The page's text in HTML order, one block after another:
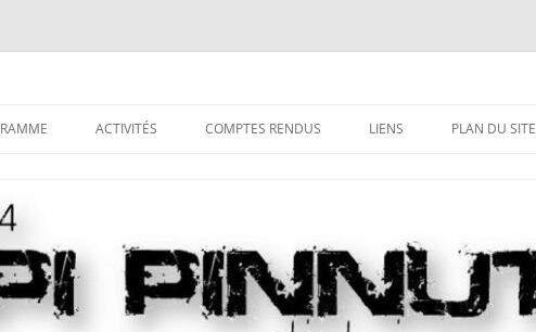
LA SAGA DU LOCAL
ACTIVITÉS
S’INITIER AUX TECHNIQUES
SPÉLÉO
SE PERFECTIONNER
COMPTES RENDUS
COMPTES-RENDUS DES CAMPS
COMPTES-RENDUS DES STAGES
LIENS PLAN DU SITE